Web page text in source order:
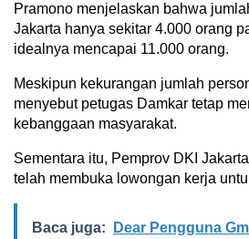
Pramono menjelaskan bahwa
Jakarta hanya sekitar 4.000 orang
idealnya mencapai 11.000 orang.
Meskipun kekurangan jumlah
menyebut petugas Damkar tetap
kebanggaan masyarakat.
Sementara itu, Pemprov DKI
telah membuka lowongan kerja
Baca juga:
Dear Pengguna